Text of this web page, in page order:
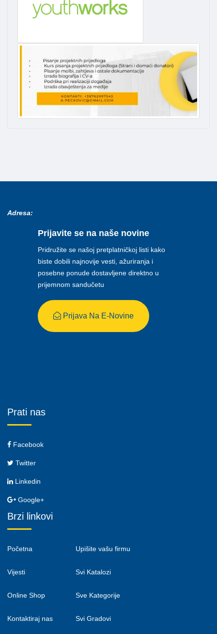
Adresa:
Prijavite se na naše novine
Pridružite se našoj pretplatničkoj listi kako
biste dobili najnovije vesti, ažuriranja i
posebne ponude dostavljene direktno u
prijemnom sandučetu
Prijava Na E-Novine
Prati nas
Facebook
Twitter
Linkedin
Google+
Brzi linkovi
Početna
Vijesti
Online Shop
Kontaktiraj nas
Upišite vašu firmu
Svi Katalozi
Sve Kategorije
Svi Gradovi